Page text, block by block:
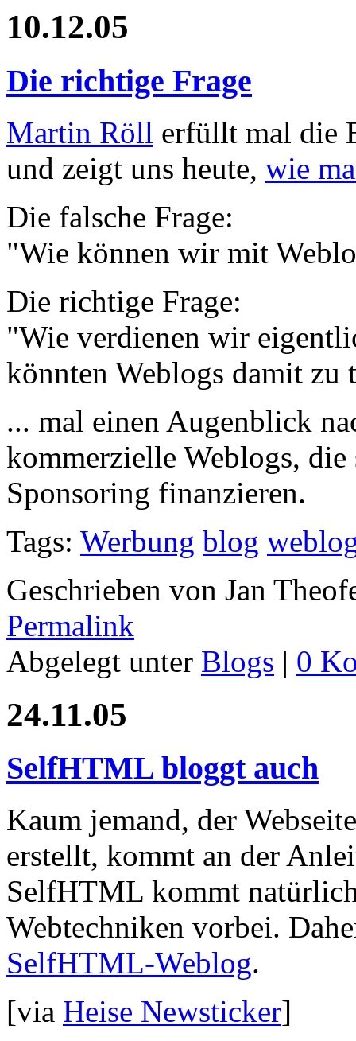
10.12.05
Die richtige Frage
Martin Röll erfüllt mal die
und zeigt uns heute, wie
Die falsche Frage:
"Wie können wir mit
Die richtige Frage:
"Wie verdienen wir
könnten Weblogs damit zu
... mal einen Augenblick
kommerzielle Weblogs,
Sponsoring finanzieren.
Tags: Werbung blog
Geschrieben von Jan
Permalink
Abgelegt unter Blogs | 0
24.11.05
SelfHTML bloggt auch
Kaum jemand, der
erstellt, kommt an der
SelfHTML kommt
Webtechniken vorbei.
SelfHTML-Weblog.
[via Heise Newsticker]